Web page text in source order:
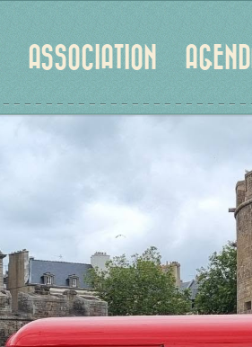
ASSOCIATION